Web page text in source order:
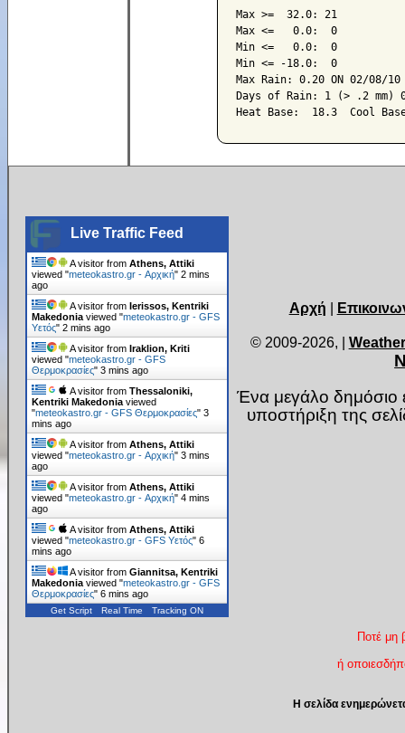
Max >=  32.0: 21
Max <=   0.0:  0
Min <=   0.0:  0
Min <= -18.0:  0
Max Rain: 0.20 ON 02/08/10
Days of Rain: 1 (> .2 mm)
Live Traffic Feed
A visitor fromAthens, Attiki
viewed "meteokastro.gr - Αρχική"2 mins
ago
A visitor fromIerissos, Kentriki
Makedonia viewed "meteokastro.gr - GFS
Υετός"2 mins ago
A visitor fromIraklion, Kriti
viewed "meteokastro.gr - GFS
Θερμοκρασίες"3 mins ago
A visitor fromThessaloniki,
Kentriki Makedonia viewed
"meteokastro.gr - GFS Θερμοκρασίες"3
mins ago
A visitor fromAthens, Attiki
viewed "meteokastro.gr - Αρχική"3 mins
ago
A visitor fromAthens, Attiki
viewed "meteokastro.gr - Αρχική"4 mins
ago
A visitor fromAthens, Attiki
viewed "meteokastro.gr - GFS Υετός"6
mins ago
A visitor fromGiannitsa, Kentriki
Makedonia viewed "meteokastro.gr - GFS
Θερμοκρασίες"6 mins ago
Get Script Real Time Tracking ON
Αρχή |
© 2009-2026, |
Ένα μεγάλο δημόσιο
υποστήριξη της
Ποτέ μη
ή
Η σελίδα